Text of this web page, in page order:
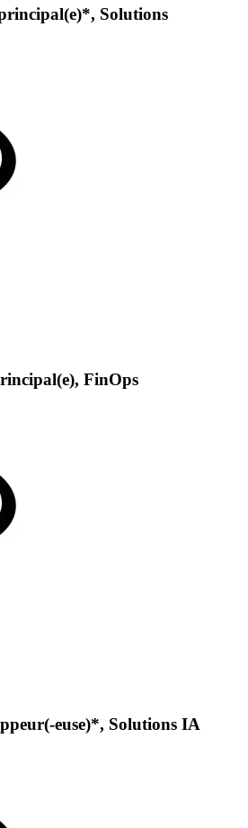
Solutions
FinOps
euse)*, Solutions IA